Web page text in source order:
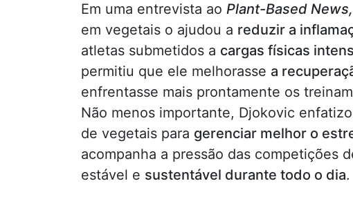
Em uma entrevista ao Plant-Based News,
em vegetais o ajudou a reduzir a
atletas submetidos a cargas físicas
permitiu que ele melhorasse a
enfrentasse mais prontamente os
Não menos importante, Djokovic
de vegetais para gerenciar melhor o
acompanha a pressão das competições
estável e sustentável durante todo o dia.